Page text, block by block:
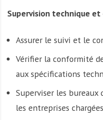
Supervision technique
Assurer le suivi et le
Vérifier la conformité
aux spécifications
Superviser les bureaux
les entreprises